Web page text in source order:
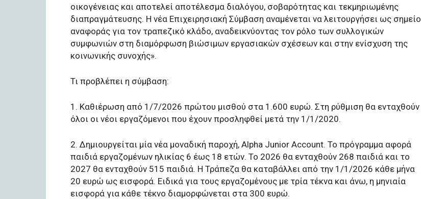
οικογένειας και αποτελεί αποτέλεσμα διαλόγου, σοβαρότητας και τεκμηριωμένης
διαπραγμάτευσης. Η νέα Επιχειρησιακή Σύμβαση αναμένεται να λειτουργήσει ως σημείο
αναφοράς για τον τραπεζικό κλάδο, αναδεικνύοντας τον ρόλο των συλλογικών
συμφωνιών στη διαμόρφωση βιώσιμων εργασιακών σχέσεων και στην ενίσχυση της
κοινωνικής συνοχής».
Τι προβλέπει η σύμβαση:
1. Καθιέρωση από 1/7/2026 πρώτου μισθού στα 1.600 ευρώ. Στη ρύθμιση θα ενταχθούν
όλοι οι νέοι εργαζόμενοι που έχουν προσληφθεί μετά την 1/1/2020.
2. Δημιουργείται μία νέα μοναδική παροχή, Alpha Junior Account. Το πρόγραμμα αφορά
παιδιά εργαζομένων ηλικίας 6 έως 18 ετών. Το 2026 θα ενταχθούν 268 παιδιά και το
2027 θα ενταχθούν 515 παιδιά. Η Τράπεζα θα καταβάλλει από την 1/1/2026 κάθε μήνα
20 ευρώ ως εισφορά. Ειδικά για τους εργαζομένους με τρία τέκνα και άνω, η μηνιαία
εισφορά για κάθε τέκνο διαμορφώνεται στα 300 ευρώ.